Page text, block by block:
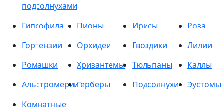
подсолнухами
Гипсофила
Пионы Ирисы
Роза
Гортензии
Орхидеи Гвоздики
Лилии
Ромашки
Хризантемы Тюльпаны
Каллы
АльстромерииГерберы Подсолнухи
Эустомы
Комнатные